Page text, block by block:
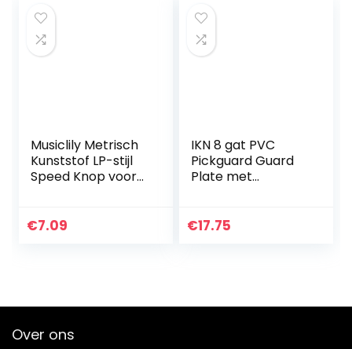
Musiclily Metrisch
Kunststof LP-stijl
Speed Knop voor
Zwart (4 Stuks)
€7.09
IKN 8 gat PVC
Pickguard Guard
Plate met
precisie Tele stijl
€17.75
Over ons